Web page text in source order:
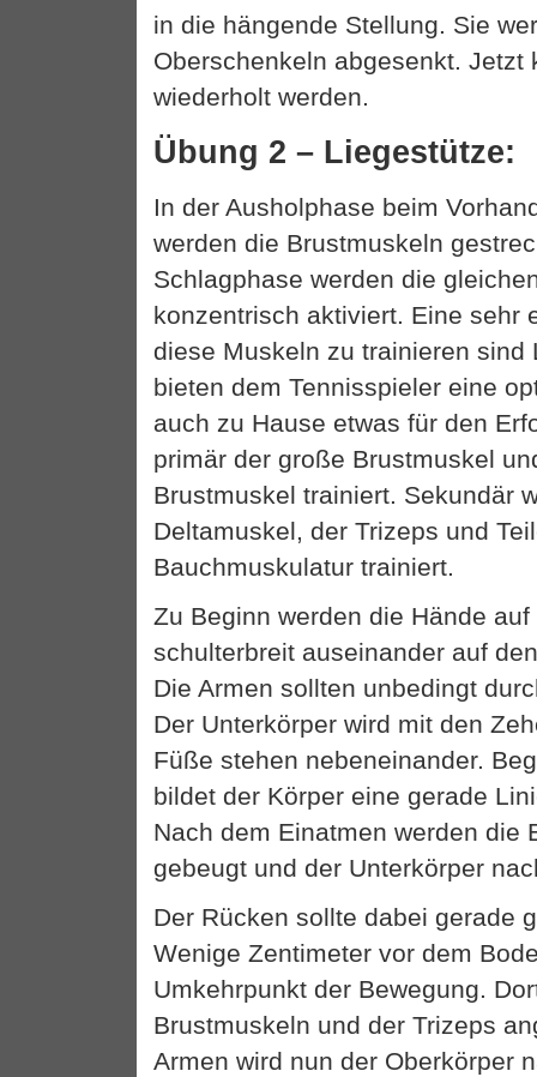
in die hängende Stellung. Sie
Oberschenkeln abgesenkt. Jetzt
wiederholt werden.
Übung 2 – Liegestütze:
In der Ausholphase beim
werden die Brustmuskeln
Schlagphase werden die
konzentrisch aktiviert. Eine sehr
diese Muskeln zu trainieren sind
bieten dem Tennisspieler eine
auch zu Hause etwas für den
primär der große Brustmuskel
Brustmuskel trainiert. Sekundär
Deltamuskel, der Trizeps und
Bauchmuskulatur trainiert.
Zu Beginn werden die Hände
schulterbreit auseinander auf
Die Armen sollten unbedingt
Der Unterkörper wird mit den
Füße stehen nebeneinander.
bildet der Körper eine gerade
Nach dem Einatmen werden die
gebeugt und der Unterkörper
Der Rücken sollte dabei gerade
Wenige Zentimeter vor dem
Umkehrpunkt der Bewegung.
Brustmuskeln und der Trizeps
Armen wird nun der Oberkörper